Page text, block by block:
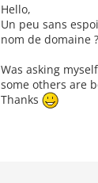
Hello,
Un peu sans
nom de domaine
Was asking
some others are
Thanks